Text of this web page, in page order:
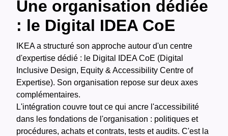
Une organisation dédiée
: le Digital IDEA CoE
IKEA a structuré son approche autour d'un centre
d'expertise dédié : le Digital IDEA CoE (Digital
Inclusive Design, Equity & Accessibility Centre of
Expertise). Son organisation repose sur deux axes
complémentaires.
L'intégration couvre tout ce qui ancre l'accessibilité
dans les fondations de l'organisation : politiques et
procédures, achats et contrats, tests et audits. C'est la